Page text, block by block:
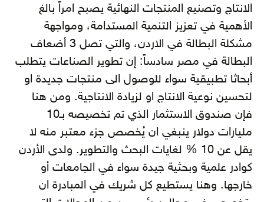
الانتاج وتصنيع المنتجات النهائية يصبح امراً بالغ
الأهمية في تعزيز التنمية المستدامة، ومواجهة
مشكلة البطالة في الاردن، والتي تصل 3 أضعاف
البطالة في مصر سادساً: إن تطوير الصناعات يتطلب
أبحاثا تطبيقية سواء للوصول الى منتجات جديدة او
لتحسين نوعية الانتاج او لزيادة الانتاجية. ومن هنا
فإن صندوق الاستثمار الذي تم تخصيصه بـ10
مليارات دولار ينبغي ان يُخصص جزء معتبر منه لا
يقل عن 10 % لغايات البحث والتطوير. ولدى الأردن
كوادر علمية وبحثية جيدة سواء في الجامعات أو
خارجها. وهنا يستطيع كل شريك في المبادرة ان